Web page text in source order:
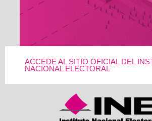
ACCEDE AL SITIO OFICIAL DEL
NACIONAL ELECTORAL